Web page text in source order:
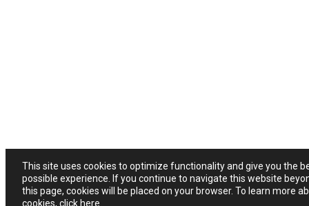
This site uses cookies to optimize functionality and give you the
possible experience. If you continue to navigate this website
this page, cookies will be placed on your browser. To learn more
cookies, click here